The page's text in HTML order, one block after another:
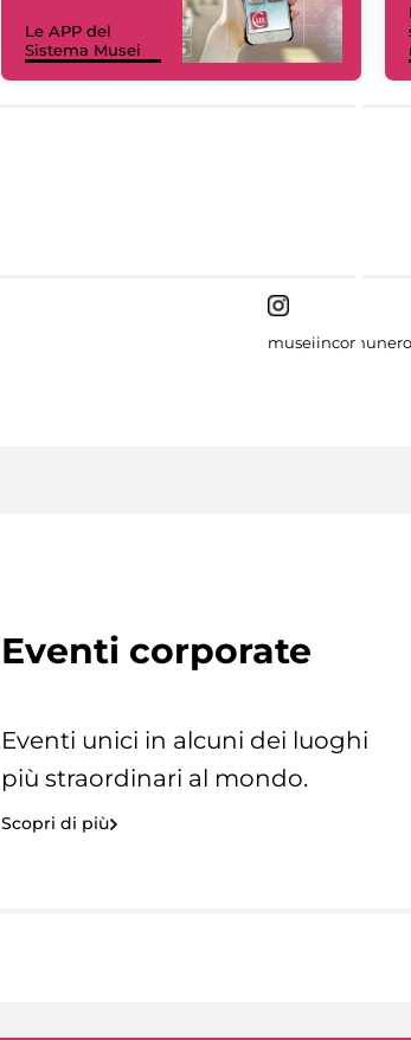
Le APP del
Sistema Musei
Eventi corporate
Eventi unici in alcuni dei luoghi
più straordinari al mondo.
Scopri di più